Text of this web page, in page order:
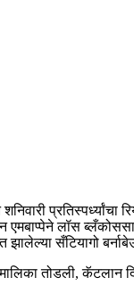
एमबाप्पेने लॉस
सँटियागो
मालिका तोडली,